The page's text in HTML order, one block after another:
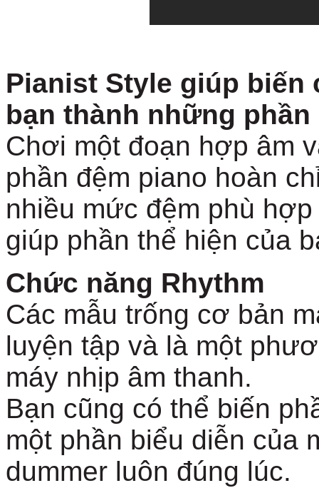
Pianist Style giúp biến
bạn thành những
Chơi một đoạn hợp âm
phần đệm piano hoàn
nhiều mức đệm phù
giúp phần thể hiện của
Chức năng Rhythm
Các mẫu trống cơ bản
luyện tập và là một
máy nhịp âm thanh.
Bạn cũng có thể biến
một phần biểu diễn của
dummer luôn đúng lúc.